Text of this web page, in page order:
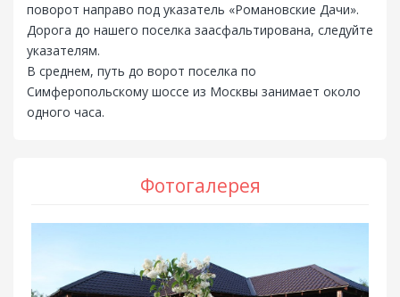
поворот направо под указатель «Романовские Дачи».
Дорога до нашего поселка заасфальтирована, следуйте
указателям.
В среднем, путь до ворот поселка по
Симферопольскому шоссе из Москвы занимает около
одного часа.
Фотогалерея